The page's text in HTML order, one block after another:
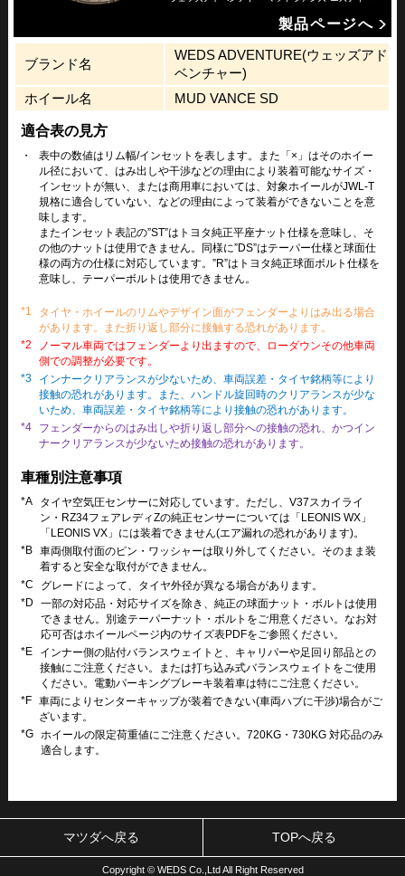
製品ページへ
ブランド名
WEDS ADVENTURE(ウェッズアド
ベンチャー)
ホイール名
MUD VANCE SD
適合表の見方
・
表中の数値はリム幅/インセットを表します。また「×」はそのホイー
ル径において、はみ出しや干渉などの理由により装着可能なサイズ・
インセットが無い、または商用車においては、対象ホイールがJWL-T
規格に適合していない、などの理由によって装着ができないことを意
味します。
またインセット表記の”ST”はトヨタ純正平座ナット仕様を意味し、そ
の他のナットは使用できません。同様に”DS”はテーパー仕様と球面仕
様の両方の仕様に対応しています。”R”はトヨタ純正球面ボルト仕様を
意味し、テーパーボルトは使用できません。
*1
タイヤ・ホイールのリムやデザイン面がフェンダーよりはみ出る場合
があります。また折り返し部分に接触する恐れがあります。
*2
ノーマル車両ではフェンダーより出ますので、ローダウンその他車両
側での調整が必要です。
*3
インナークリアランスが少ないため、車両誤差・タイヤ銘柄等により
接触の恐れがあります。また、ハンドル旋回時のクリアランスが少な
いため、車両誤差・タイヤ銘柄等により接触の恐れがあります。
*4
フェンダーからのはみ出しや折り返し部分への接触の恐れ、かつイン
ナークリアランスが少ないため接触の恐れがあります。
車種別注意事項
*A
タイヤ空気圧センサーに対応しています。ただし、V37スカイライ
ン・RZ34フェアレディZの純正センサーについては「LEONIS WX」
「LEONIS VX」には装着できません(エア漏れの恐れがあります)。
*B 車両側取付面のピン・ワッシャーは取り外してください。そのまま装
着すると安全な取付ができません。
*C
グレードによって、タイヤ外径が異なる場合があります。
*D
一部の対応品・対応サイズを除き、純正の球面ナット・ボルトは使用
できません。別途テーパーナット・ボルトをご用意ください。なお対
応可否はホイールページ内のサイズ表PDFをご参照ください。
*E
インナー側の貼付バランスウェイトと、キャリパーや足回り部品との
接触にご注意ください。または打ち込み式バランスウェイトをご使用
ください。電動パーキングブレーキ装着車は特にご注意ください。
*F 車両によりセンターキャップが装着できない(車両ハブに干渉)場合がご
ざいます。
*G ホイールの限定荷重値にご注意ください。720KG・730KG 対応品のみ
適合します。
マツダへ戻る TOPへ戻る
Copyright © WEDS Co.,Ltd All Right Reserved